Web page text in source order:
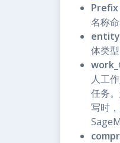
Prefix
名称命
体类型
人工
任务
写时